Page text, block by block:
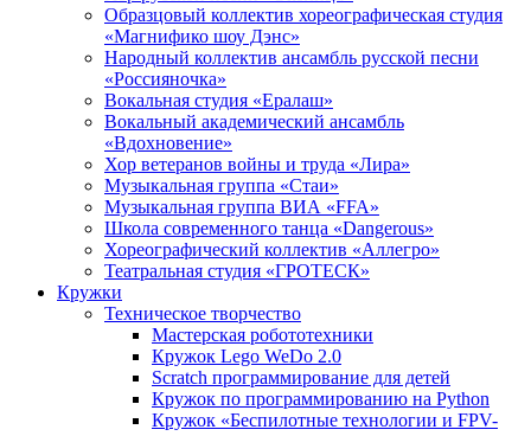
Образцовый коллектив хореографическая студия
«Магнифико шоу Дэнс»
Народный коллектив ансамбль русской песни
«Россияночка»
Вокальная студия «Ералаш»
Вокальный академический ансамбль
«Вдохновение»
Хор ветеранов войны и труда «Лира»
Музыкальная группа «Стаи»
Музыкальная группа ВИА «FFA»
Школа современного танца «Dangerous»
Хореографический коллектив «Аллегро»
Театральная студия «ГРОТЕСК»
Кружки
Техническое творчество
Мастерская робототехники
Кружок Lego WeDo 2.0
Scratch программирование для детей
Кружок по программированию на Python
Кружок «Беспилотные технологии и FPV-